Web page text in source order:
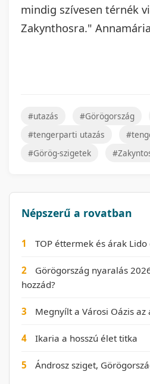
mindig szívesen térnék
Zakynthosra."
#utazás #Görögország
#tengerparti utazás
#Görög-szigetek
Népszerű a rovatban
1 TOP éttermek és árak Lido
2
Görögország nyaralás
hozzád?
3 Megnyílt a Városi Oázis
4 Ikaria a hosszú élet titka
5 Ándrosz sziget,